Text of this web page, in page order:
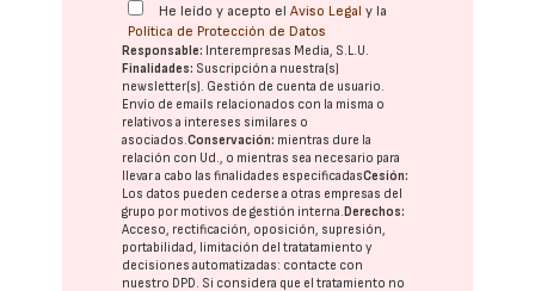
He leído y acepto elAviso Legal y la
Política de Protección de Datos
Responsable: Interempresas Media, S.L.U.
Finalidades: Suscripción a nuestra(s)
newsletter(s). Gestión de cuenta de usuario.
Envío de emails relacionados con la misma o
relativos a intereses similares o
asociados.Conservación: mientras dure la
relación con Ud., o mientras sea necesario para
llevar a cabo las finalidades especificadasCesión:
Los datos pueden cederse a otras empresas del
grupo por motivos de gestión interna.Derechos:
Acceso, rectificación, oposición, supresión,
portabilidad, limitación del tratatamiento y
decisiones automatizadas: contacte con
nuestro DPD . Si considera que el tratamiento no